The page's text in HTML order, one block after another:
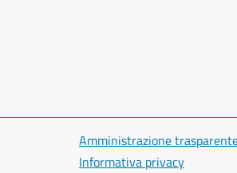
Amministrazione
Informativa privacy